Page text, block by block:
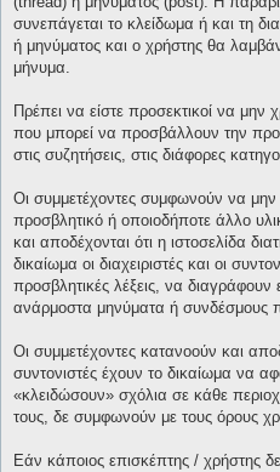
συνεπάγεται το κλείδωμα ή και τη
ή μηνύματος και ο χρήστης θα
μήνυμα.
Πρέπει να είστε προσεκτικοί να μην
που μπορεί να προσβάλλουν την
στις συζητήσεις, στις διάφορες
Οι συμμετέχοντες συμφωνούν να μην
προσβλητικό ή οποιοδήποτε άλλο
και αποδέχονται ότι η ιστοσελίδα
δικαίωμα οι διαχειριστές και οι
προσβλητικές λέξεις, να
ανάρμοστα μηνύματα ή συνδέσμους
Οι συμμετέχοντες κατανοούν και
συντονιστές έχουν το δικαίωμα να
«κλειδώσουν» σχόλια σε κάθε
τους, δε συμφωνούν με τους όρους
Εάν κάποιος επισκέπτης / χρήστης